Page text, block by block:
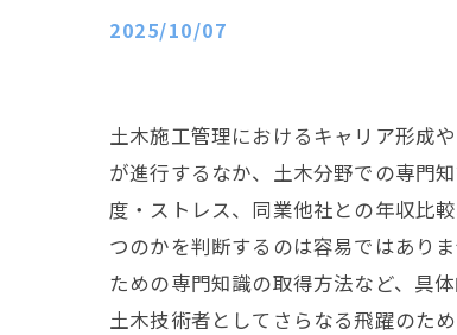
2025/10/07
土木施工管理におけるキャリア形成
が進行するなか、土木分野での専門
度・ストレス、同業他社との年収比
つのかを判断するのは容易ではあり
ための専門知識の取得方法など、具
土木技術者としてさらなる飛躍のた